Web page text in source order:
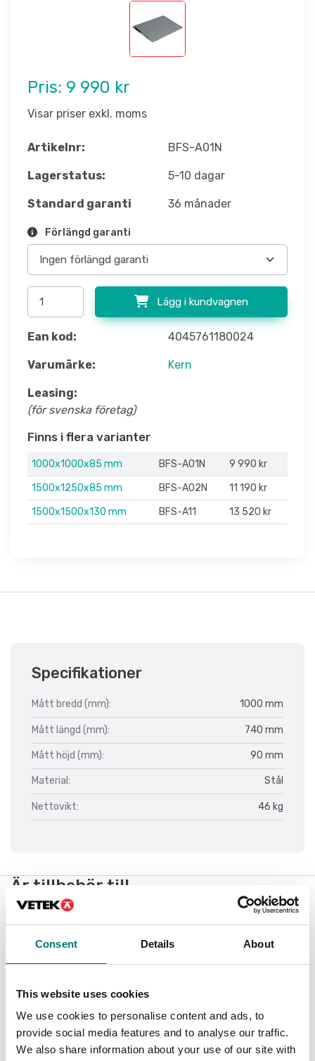
Consent Details About
This website uses cookies
We use cookies to personalise content and ads, to
provide social media features and to analyse our traffic.
We also share information about your use of our site with
Pris: 9 990 kr
Visar priser exkl. moms
Artikelnr: BFS-A01N
Lagerstatus: 5-10 dagar
Standard garanti 36 månader
Förlängd garanti
Lägg i kundvagnen
Ean kod: 4045761180024
Varumärke: Kern
Leasing:
(för svenska företag)
Finns i flera varianter
1000x1000x85 mm BFS-A01N
9 990 kr
1500x1250x85 mm
BFS-A02N
11 190 kr
1500x1500x130 mm
BFS-A11 13 520 kr
Specifikationer
Mått bredd (mm): 1000 mm
Mått längd (mm): 740 mm
Mått höjd (mm): 90 mm
Material: Stål
Nettovikt: 46 kg
Är tillbehör till
Visar1/7 Visa alla